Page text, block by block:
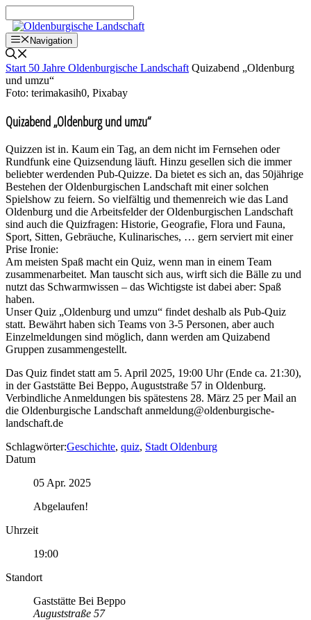
Inhalt
springenNavigation
Start 50 Jahre Oldenburgische Landschaft Quizabend „Oldenburg
und umzu“
Foto: terimakasih0, Pixabay
Quizabend „Oldenburg und umzu“
Quizzen ist in. Kaum ein Tag, an dem nicht im Fernsehen oder
Rundfunk eine Quizsendung läuft. Hinzu gesellen sich die immer
beliebter werdenden Pub-Quizze. Da bietet es sich an, das 50jährige
Bestehen der Oldenburgischen Landschaft mit einer solchen
Spielshow zu feiern. So vielfältig und themenreich wie das Land
Oldenburg und die Arbeitsfelder der Oldenburgischen Landschaft
sind auch die Quizfragen: Historie, Geografie, Flora und Fauna,
Sport, Sitten, Gebräuche, Kulinarisches, … gern serviert mit einer
Prise Ironie:
Am meisten Spaß macht ein Quiz, wenn man in einem Team
zusammenarbeitet. Man tauscht sich aus, wirft sich die Bälle zu und
nutzt das Schwarmwissen – das Wichtigste ist dabei aber: Spaß
haben.
Unser Quiz „Oldenburg und umzu“ findet deshalb als Pub-Quiz
statt. Bewährt haben sich Teams von 3-5 Personen, aber auch
Einzelmeldungen sind möglich, dann werden am Quizabend
Gruppen zusammengestellt.
Das Quiz findet statt am 5. April 2025, 19:00 Uhr (Ende ca. 21:30),
in der Gaststätte Bei Beppo, Auguststraße 57 in Oldenburg.
Verbindliche Anmeldungen bis spätestens 28. März 25 per Mail an
die Oldenburgische Landschaft anmeldung@oldenburgische-
landschaft.de
Schlagwörter:Geschichte, quiz, Stadt Oldenburg
Datum
05 Apr. 2025
Abgelaufen!
Uhrzeit
19:00
Standort
Gaststätte Bei Beppo
Auguststraße 57